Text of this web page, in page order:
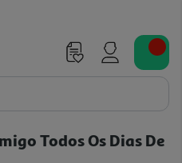
Todos Os Dias De